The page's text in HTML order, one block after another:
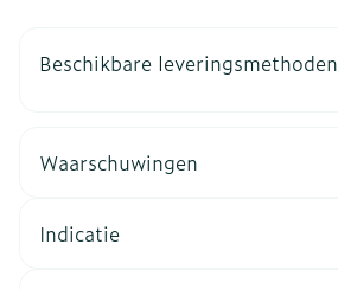
Beschikbare leveringsmethoden
Waarschuwingen
Indicatie